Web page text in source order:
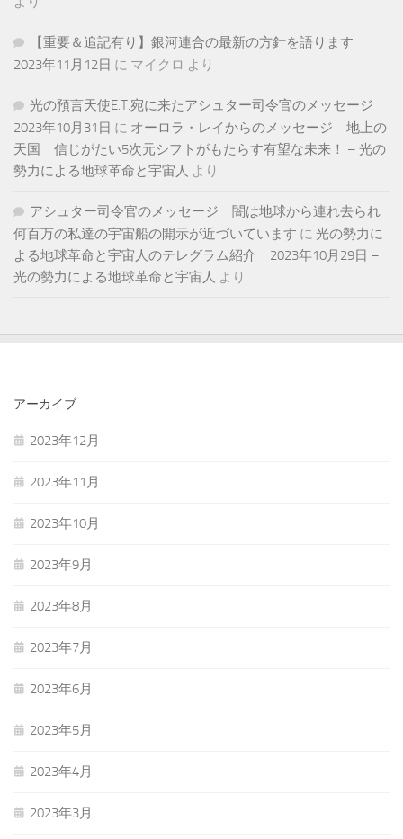
【重要＆追記有り】銀河連合の最新の方針を語ります
2023年11月12日 に マイクロ より
光の預言天使E.T.宛に来たアシュター司令官のメッセージ
2023年10月31日 に オーロラ・レイからのメッセージ 地上の
天国 信じがたい5次元シフトがもたらす有望な未来！ – 光の
勢力による地球革命と宇宙人 より
アシュター司令官のメッセージ 闇は地球から連れ去られ
何百万の私達の宇宙船の開示が近づいています に 光の勢力に
よる地球革命と宇宙人のテレグラム紹介 2023年10月29日 –
光の勢力による地球革命と宇宙人 より
アーカイブ
2023年12月
2023年11月
2023年10月
2023年9月
2023年8月
2023年7月
2023年6月
2023年5月
2023年4月
2023年3月